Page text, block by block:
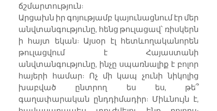
ճշմարտություն:
Արցախն իր գոյությամբ կայունացնում էր մեր
անվտանգությունը, հենց թուլացավ՝ ռիսկերն
ի հայտ եկան: Այսօր էլ հետևողականորեն
թուլացվում է Հայաստանի
անվտանգությունը, ինչը սպառնալիք է բոլոր
հայերի համար: Ոչ մի կապ չունի նիկոլից
խաբված ընտրող ես ես, թե՞
գաղափարական ընդդիմադիր: Միևնույն է,